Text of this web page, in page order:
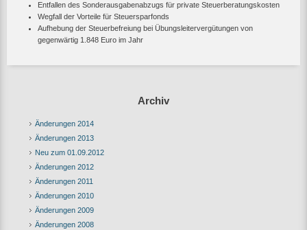
Archiv
Änderungen 2014
Änderungen 2013
Neu zum 01.09.2012
Änderungen 2012
Änderungen 2011
Änderungen 2010
Änderungen 2009
Änderungen 2008
Entfallen des Sonderausgabenabzugs für private Steuerberatungskosten
Wegfall der Vorteile für Steuersparfonds
Aufhebung der Steuerbefreiung bei Übungsleitervergütungen von
gegenwärtig 1.848 Euro im Jahr